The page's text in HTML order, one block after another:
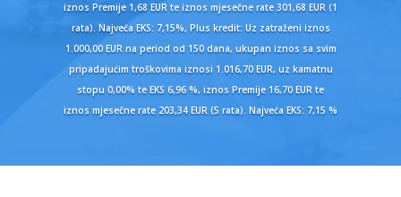
iznos Premije 1,68 EUR te iznos mjesečne rate 301,68 EUR (1
rata). Najveća EKS: 7,15%, Plus kredit: Uz zatraženi iznos
1.000,00 EUR na period od 150 dana, ukupan iznos sa svim
pripadajućim troškovima iznosi 1.016,70 EUR, uz kamatnu
stopu 0,00% te EKS 6,96 %, iznos Premije 16,70 EUR te
iznos mjesečne rate 203,34 EUR (5 rata). Najveća EKS: 7,15 %